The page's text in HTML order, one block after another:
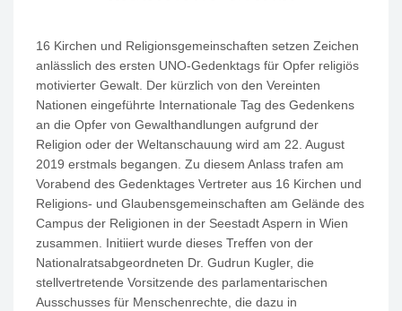
16 Kirchen und Religionsgemeinschaften setzen Zeichen
anlässlich des ersten UNO-Gedenktags für Opfer religiös
motivierter Gewalt. Der kürzlich von den Vereinten
Nationen eingeführte Internationale Tag des Gedenkens
an die Opfer von Gewalthandlungen aufgrund der
Religion oder der Weltanschauung wird am 22. August
2019 erstmals begangen. Zu diesem Anlass trafen am
Vorabend des Gedenktages Vertreter aus 16 Kirchen und
Religions- und Glaubensgemeinschaften am Gelände des
Campus der Religionen in der Seestadt Aspern in Wien
zusammen. Initiiert wurde dieses Treffen von der
Nationalratsabgeordneten Dr. Gudrun Kugler, die
stellvertretende Vorsitzende des parlamentarischen
Ausschusses für Menschenrechte, die dazu in